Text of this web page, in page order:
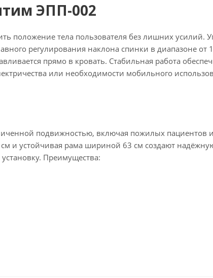
ЭПП-002
положение тела пользователя без лишних усилий.
регулирования наклона спинки в диапазоне от
прямо в кровать. Стабильная работа
или необходимости мобильного
подвижностью, включая пожилых пациентов и
и устойчивая рама шириной 63 см создают
Преимущества: